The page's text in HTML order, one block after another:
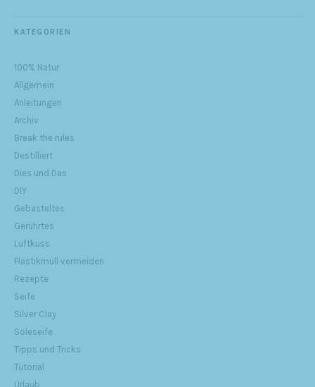
KATEGORIEN
100% Natur
Allgemein
Anleitungen
Archiv
Break the rules
Destilliert
Dies und Das
DIY
Gebasteltes
Gerührtes
Luftkuss
Plastikmüll vermeiden
Rezepte
Seife
Silver Clay
Soleseife
Tipps und Tricks
Tutorial
Urlaub